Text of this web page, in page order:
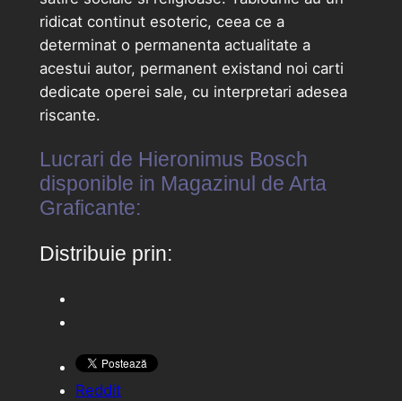
ridicat continut esoteric, ceea ce a
determinat o permanenta actualitate a
acestui autor, permanent existand noi carti
dedicate operei sale, cu interpretari adesea
riscante.
Lucrari de Hieronimus Bosch
disponible in Magazinul de Arta
Graficante:
Distribuie prin:
Reddit